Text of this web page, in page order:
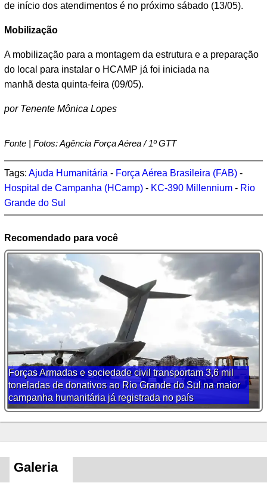
de início dos atendimentos é no próximo sábado (13/05).
Mobilização
A mobilização para a montagem da estrutura e a preparação
do local para instalar o HCAMP já foi iniciada na
manhã desta quinta-feira (09/05).
por Tenente Mônica Lopes
Fonte | Fotos: Agência Força Aérea / 1º GTT
Tags: Ajuda Humanitária - Força Aérea Brasileira (FAB) -
Hospital de Campanha (HCamp) - KC-390 Millennium - Rio
Grande do Sul
Recomendado para você
Forças Armadas e sociedade civil transportam 3,6 mil
toneladas de donativos ao Rio Grande do Sul na maior
campanha humanitária já registrada no país
Galeria